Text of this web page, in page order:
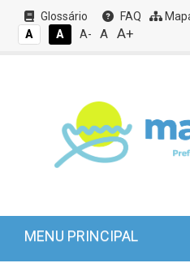
Glossário FAQ
A
A A- A A+
MENU PRINCIPAL